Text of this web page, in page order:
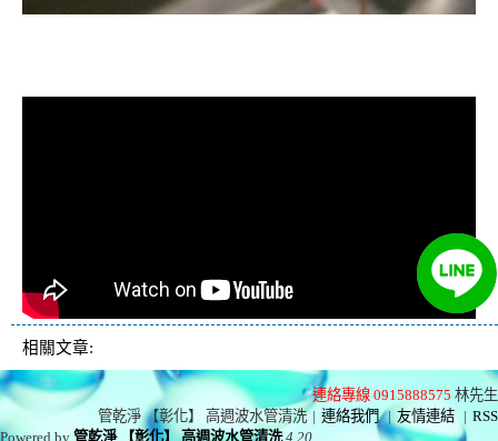
相關文章:
連絡專線 0915888575 林先生
管乾淨 【彰化】 高週波水管清洗 | 連絡我們 | 友情連結 | RSS
Powered by 管乾淨 【彰化】 高週波水管清洗 4.20